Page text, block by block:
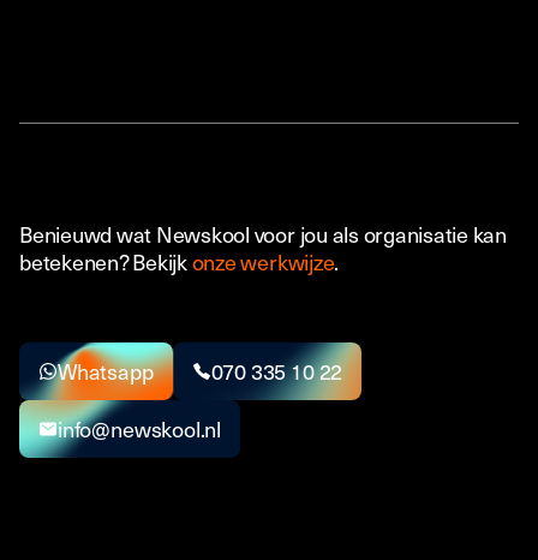
Benieuwd wat Newskool voor jou als organisatie kan
betekenen? Bekijkonze werkwijze.
Whatsapp
070 335 10 22
info@newskool.nl